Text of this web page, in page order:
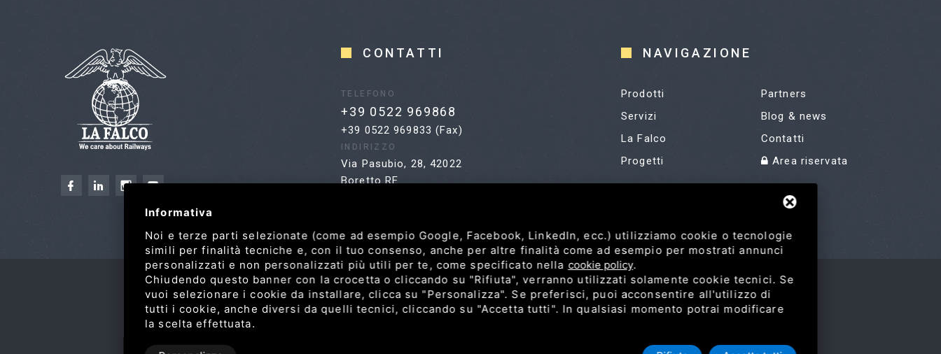
CONTATTI
TELEFONO
+39 0522 969868
+39 0522 969833 (Fax)
INDIRIZZO
Via Pasubio, 28, 42022
Boretto RE
NAVIGAZIONE
Prodotti
Servizi
La Falco
Progetti
Partners
Blog & news
Contatti
Area riservata
P.IVA 02183000351 /Privacy/ Sitemap
Informativa
Noi e terze parti selezionate (come ad esempio Google, Facebook, LinkedIn, ecc.) utilizziamo cookie o tecnologie
simili per finalità tecniche e, con il tuo consenso, anche per altre finalità come ad esempio per mostrati annunci
personalizzati e non personalizzati più utili per te, come specificato nella cookie policy.
Chiudendo questo banner con la crocetta o cliccando su "Rifiuta", verranno utilizzati solamente cookie tecnici. Se
vuoi selezionare i cookie da installare, clicca su "Personalizza". Se preferisci, puoi acconsentire all'utilizzo di
tutti i cookie, anche diversi da quelli tecnici, cliccando su "Accetta tutti". In qualsiasi momento potrai modificare
la scelta effettuata.